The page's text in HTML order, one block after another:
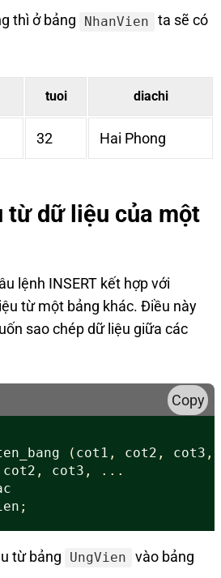
thì ở bảng NhanVien
ta sẽ có
tuoi diachi
32 Hai Phong
từ dữ liệu của một
lệnh INSERT kết hợp với
từ một bảng khác. Điều này
sao chép dữ liệu giữa các
Copy
( cot1 , cot2 , cot3 ,
cot2 , cot3 ,
...
;
từ bảng UngVien vào bảng